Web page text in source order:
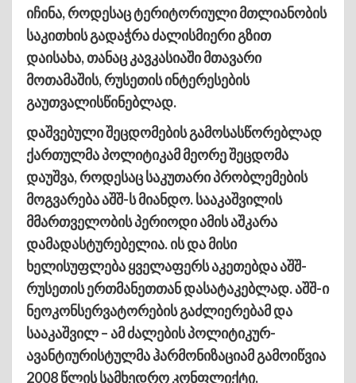
იჩინა, როდესაც ტერიტორიული მთლიანობის
საკითხის გადაჭრა ძალისმიერი გზით
დაისახა, თანაც კავკასიაში მთავარი
მოთამაშის, რუსეთის ინტერესების
გაუთვალისწინებლად.
დაშვებული შეცდომების გამოსასწორებლად
ქართულმა პოლიტიკამ მეორე შეცდომა
დაუშვა, როდესაც საკუთარი პრობლემების
მოგვარება აშშ-ს მიანდო. სააკაშვილის
მმართველობის პერიოდი ამის აშკარა
დამადასტურებელია. ის და მისი
ხელისუფლება ყველაფერს აკეთებდა აშშ-
რუსეთის ერთმანეთთან დასატაკებლად. აშშ-ი
ნეოკონსერვატორების გაძლიერებამ და
სააკაშვილ – ამ ძალების პოლიტიკურ-
ავანტიურისტულმა ჰარმონიზაციამ გამოიწვია
2008 წლის სამხედრო კონფლიქტი.